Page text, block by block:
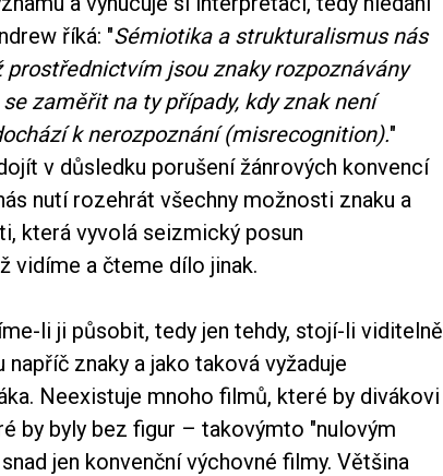
říká: "Sémiotika a strukturalismus nás
jsou znaky rozpoznávány
zaměřit na ty případy, kdy znak není
k nerozpoznání (misrecognition)."
v důsledku porušení žánrových konvencí
nutí rozehrát všechny možnosti znaku a
která vyvolá seizmický posun
vidíme a čteme dílo jinak.
li ji působit, tedy jen tehdy, stojí-li viditelně
znaky a jako taková vyžaduje
Neexistuje mnoho filmů, které by divákovi
by byly bez figur – takovýmto "nulovým
jen konvenční výchovné filmy. Většina